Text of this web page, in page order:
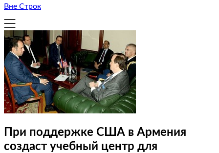
Вне Строк
При поддержке США в Армения
создаст учебный центр для